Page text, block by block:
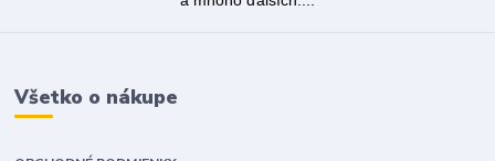
Všetko o nákupe